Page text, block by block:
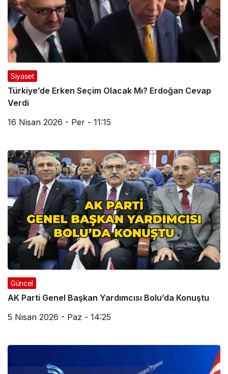
Siyaset
Türkiye’de Erken Seçim Olacak Mı? Erdoğan Cevap
Verdi
16 Nisan 2026 - Per - 11:15
Güncel
AK Parti Genel Başkan Yardımcısı Bolu’da Konuştu
5 Nisan 2026 - Paz - 14:25